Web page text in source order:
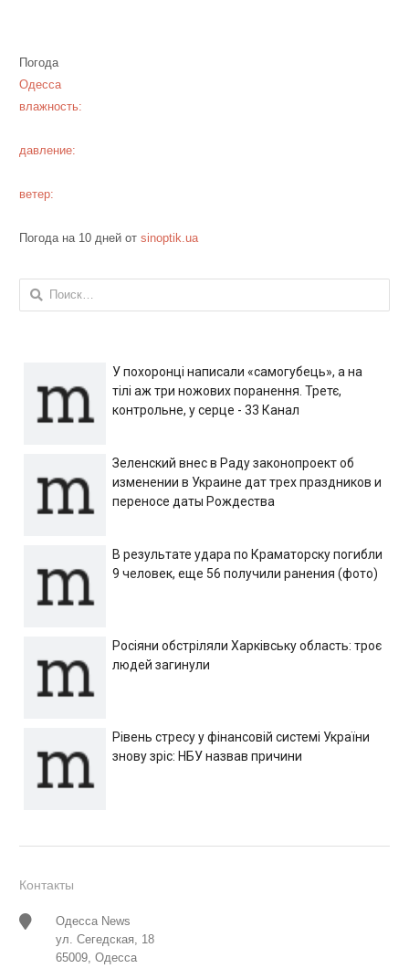
Погода
Одесса
влажность:
давление:
ветер:
Погода на 10 дней от sinoptik.ua
Найти:
У похоронці написали «самогубець», а на
тілі аж три ножових поранення. Третє,
контрольне, у серце - 33 Канал
Зеленский внес в Раду законопроект об
изменении в Украине дат трех праздников и
переносе даты Рождества
В результате удара по Краматорску погибли
9 человек, еще 56 получили ранения (фото)
Росіяни обстріляли Харківську область: троє
людей загинули
Рівень стресу у фінансовій системі України
знову зріс: НБУ назвав причини
Контакты
Одесса News
ул. Сегедская, 18
65009, Одесса